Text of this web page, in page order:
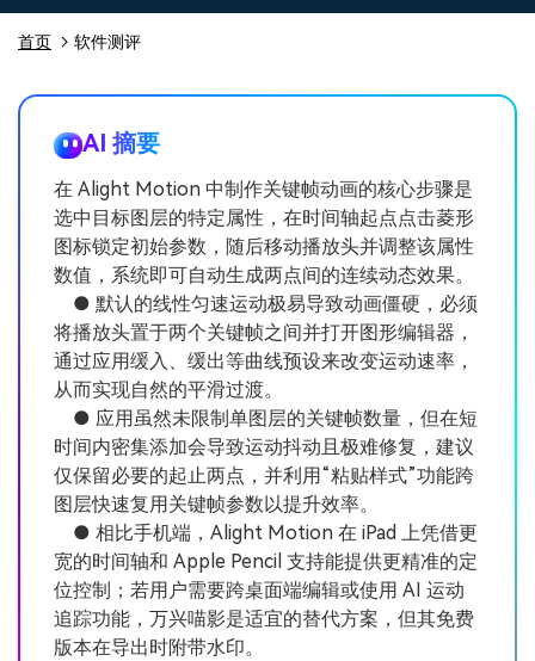
首页 软件测评
AI 摘要
在 Alight Motion 中制作关键帧动画的核心步骤是
选中目标图层的特定属性，在时间轴起点点击菱形
图标锁定初始参数，随后移动播放头并调整该属性
数值，系统即可自动生成两点间的连续动态效果。
● 默认的线性匀速运动极易导致动画僵硬，必须
将播放头置于两个关键帧之间并打开图形编辑器，
通过应用缓入、缓出等曲线预设来改变运动速率，
从而实现自然的平滑过渡。
● 应用虽然未限制单图层的关键帧数量，但在短
时间内密集添加会导致运动抖动且极难修复，建议
仅保留必要的起止两点，并利用“粘贴样式”功能跨
图层快速复用关键帧参数以提升效率。
● 相比手机端，Alight Motion 在 iPad 上凭借更
宽的时间轴和 Apple Pencil 支持能提供更精准的定
位控制；若用户需要跨桌面端编辑或使用 AI 运动
追踪功能，万兴喵影是适宜的替代方案，但其免费
版本在导出时附带水印。